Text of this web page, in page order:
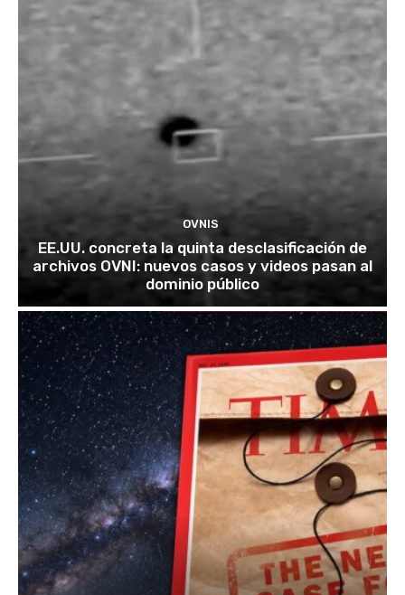
OVNIS
EE.UU. concreta la quinta desclasificación de
archivos OVNI: nuevos casos y videos pasan al
dominio público